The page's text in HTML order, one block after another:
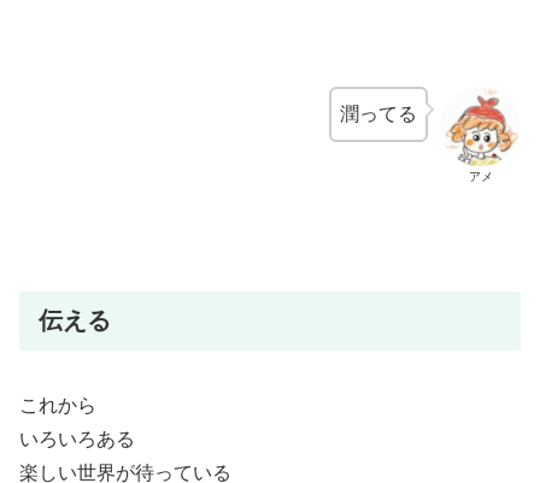
アメ
潤ってる
伝える
これから
いろいろある
楽しい世界が待っている